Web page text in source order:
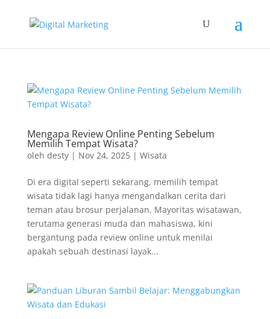
Mengapa Review Online Penting Sebelum
Memilih Tempat Wisata?
oleh desty| Nov 24, 2025| Wisata
Di era digital seperti sekarang, memilih tempat
wisata tidak lagi hanya mengandalkan cerita dari
teman atau brosur perjalanan. Mayoritas wisatawan,
terutama generasi muda dan mahasiswa, kini
bergantung pada review online untuk menilai
apakah sebuah destinasi layak...